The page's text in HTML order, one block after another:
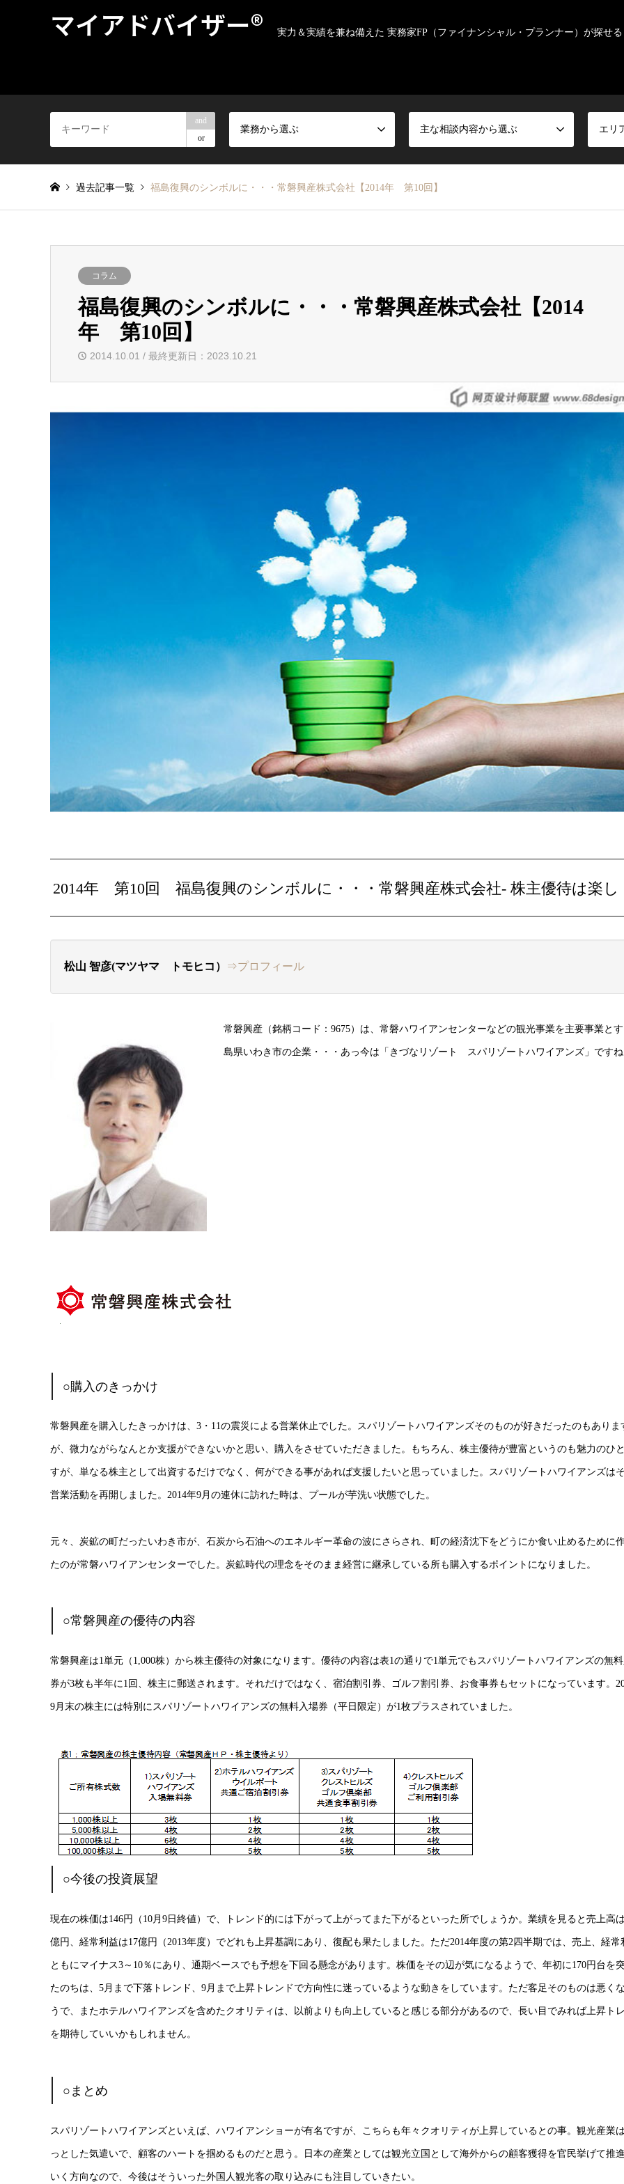
マイアドバイザー® 実力＆実績を兼ね備えた 実務家FP（ファイナンシャル・プランナー）が探せる
and
or
業務から選ぶ 主な相談内容から選ぶ エリ
過去記事一覧 福島復興のシンボルに・・・常磐興産株式会社【2014年 第10回】
コラム
福島復興のシンボルに・・・常磐興産株式会社【2014
年 第10回】
2014.10.01 / 最終更新日：2023.10.21
2014年 第10回 福島復興のシンボルに・・・常磐興産株式会社- 株主優待は楽し
松山 智彦(マツヤマ トモヒコ） ⇒プロフィール
常磐興産（銘柄コード：9675）は、常磐ハワイアンセンターなどの観光事業を主要事業と
島県いわき市の企業・・・あっ今は「きづなリゾート スパリゾートハワイアンズ」ですね
○購入のきっかけ
常磐興産を購入したきっかけは、3・11の震災による営業休止でした。スパリゾートハワイアンズそのものが好きだったのもありま
が、微力ながらなんとか支援ができないかと思い、購入をさせていただきました。もちろん、株主優待が豊富というのも魅力のひ
すが、単なる株主として出資するだけでなく、何ができる事があれば支援したいと思っていました。スパリゾートハワイアンズは
営業活動を再開しました。2014年9月の連休に訪れた時は、プールが芋洗い状態でした。
元々、炭鉱の町だったいわき市が、石炭から石油へのエネルギー革命の波にさらされ、町の経済沈下をどうにか食い止めるために
たのが常磐ハワイアンセンターでした。炭鉱時代の理念をそのまま経営に継承している所も購入するポイントになりました。
○常磐興産の優待の内容
常磐興産は1単元（1,000株）から株主優待の対象になります。優待の内容は表1の通りで1単元でもスパリゾートハワイアンズの無
券が3枚も半年に1回、株主に郵送されます。それだけではなく、宿泊割引券、ゴルフ割引券、お食事券もセットになっています。
9月末の株主には特別にスパリゾートハワイアンズの無料入場券（平日限定）が1枚プラスされていました。
○今後の投資展望
現在の株価は146円（10月9日終値）で、トレンド的には下がって上がってまた下がるといった所でしょうか。業績を見ると売上高
億円、経常利益は17億円（2013年度）でどれも上昇基調にあり、復配も果たしました。ただ2014年度の第2四半期では、売上、経常
ともにマイナス3～10％にあり、通期ベースでも予想を下回る懸念があります。株価をその辺が気になるようで、年初に170円台を
たのちは、5月まで下落トレンド、9月まで上昇トレンドで方向性に迷っているような動きをしています。ただ客足そのものは悪く
うで、またホテルハワイアンズを含めたクオリティは、以前よりも向上していると感じる部分があるので、長い目でみれば上昇ト
を期待していいかもしれません。
○まとめ
スパリゾートハワイアンズといえば、ハワイアンショーが有名ですが、こちらも年々クオリティが上昇しているとの事。観光産業
っとした気遣いで、顧客のハートを掴めるものだと思う。日本の産業としては観光立国として海外からの顧客獲得を官民挙げて推
いく方向なので、今後はそういった外国人観光客の取り込みにも注目していきたい。